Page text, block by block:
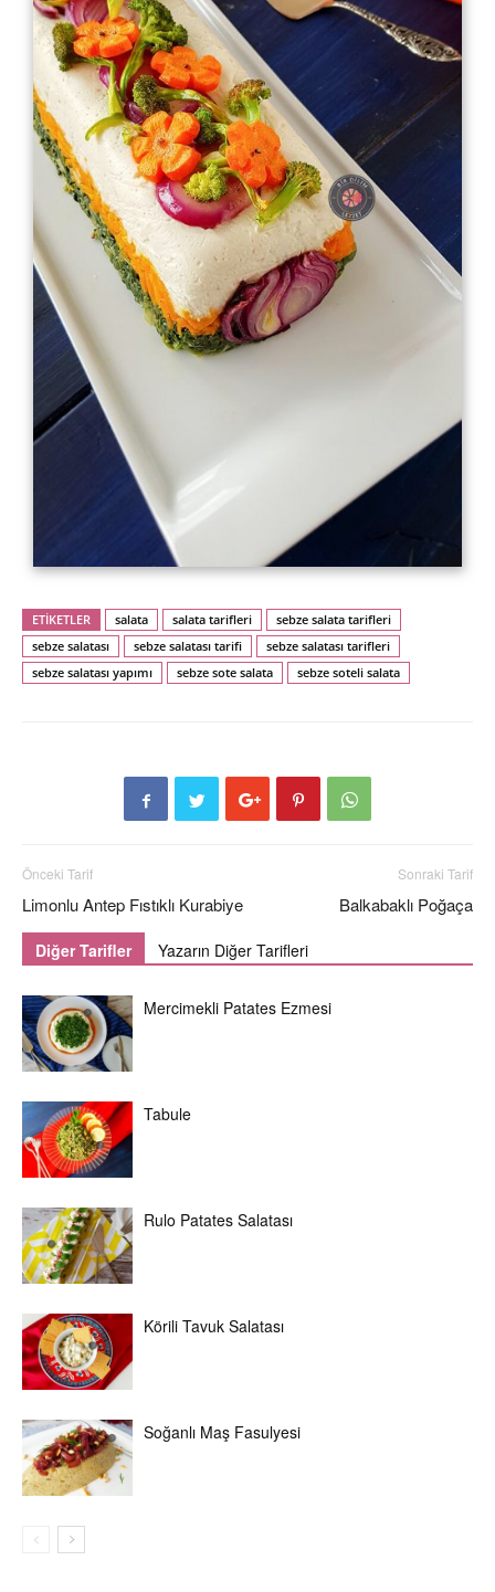
ETİKETLER salata salata tarifleri
sebze salata tarifleri
sebze salatası
sebze salatası tarifi
sebze salatası tarifleri
sebze salatası yapımı
sebze sote salata sebze soteli salata
Önceki Tarif
Limonlu Antep Fıstıklı Kurabiye
Sonraki Tarif
Balkabaklı Poğaça
Diğer Tarifler Yazarın Diğer Tarifleri
Mercimekli Patates Ezmesi
Tabule
Rulo Patates Salatası
Körili Tavuk Salatası
Soğanlı Maş Fasulyesi